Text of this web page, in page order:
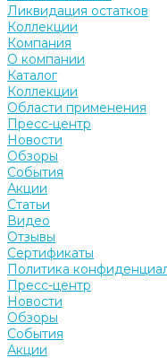
Ликвидация остатков
Коллекции
Компания
О компании
Каталог
Коллекции
Области применения
Пресс-центр
Новости
Обзоры
События
Акции
Статьи
Видео
Отзывы
Сертификаты
Политика
Пресс-центр
Новости
Обзоры
События
Акции